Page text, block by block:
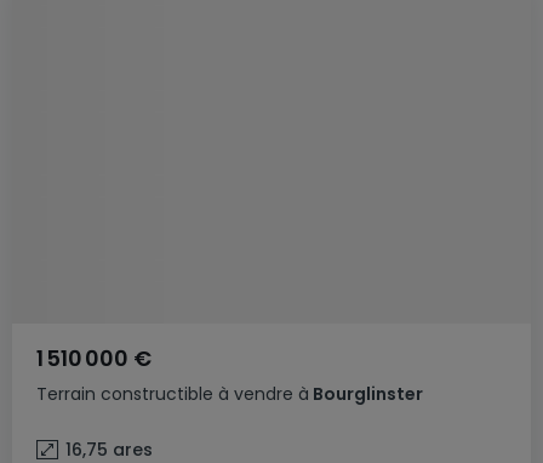
Terrain constructible à vendre à Bourglinster
1 510 000 €
16,75 ares